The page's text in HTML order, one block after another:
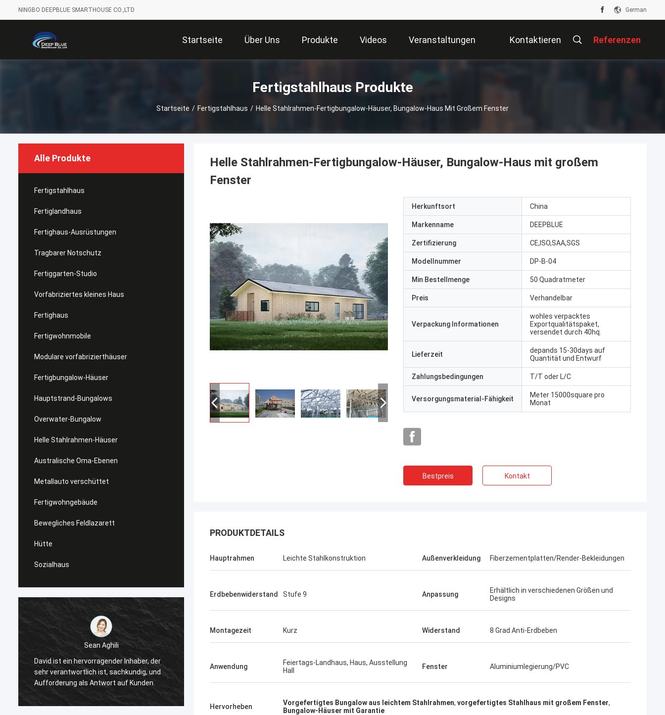
NINGBO DEEPBLUE SMARTHOUSE CO.,LTD German
Startseite Über Uns Produkte Videos Veranstaltungen Kontaktieren Referenzen
Fertigstahlhaus Produkte
Startseite / Fertigstahlhaus / Helle Stahlrahmen-Fertigbungalow-Häuser, Bungalow-Haus Mit Großem Fenster
Alle Produkte
Fertigstahlhaus
Fertiglandhaus
Fertighaus-Ausrüstungen
Tragbarer Notschutz
Fertiggarten-Studio
Vorfabriziertes kleines Haus
Fertighaus
Fertigwohnmobile
Modulare vorfabrizierthäuser
Fertigbungalow-Häuser
Hauptstrand-Bungalows
Overwater-Bungalow
Helle Stahlrahmen-Häuser
Australische Oma-Ebenen
Metallauto verschüttet
Fertigwohngebäude
Bewegliches Feldlazarett
Hütte
Sozialhaus
Sean Aghili
David ist ein hervorragender Inhaber, der
sehr verantwortlich ist, sachkundig, und
Aufforderung als Antwort auf Kunden.
tiefem blauem Smarthouse für die Leute,
Deepblues Teamwork ist sehr ernst und
glücklich bin, zu sein, sind Partner und ich
Helle Stahlrahmen-Fertigbungalow-Häuser, Bungalow-Haus mit großem
Fenster
Herkunftsort China
Markenname DEEPBLUE
Zertifizierung CE,ISO,SAA,SGS
Modellnummer DP-B-04
Min Bestellmenge 50 Quadratmeter
Preis Verhandelbar
Verpackung Informationen
wohles verpacktes
Exportqualitätspaket,
versendet durch 40hq.
Lieferzeit
depands 15-30days auf
Quantität und Entwurf
Zahlungsbedingungen T/T oder L/C
Versorgungsmaterial-Fähigkeit
Meter 15000square pro
Monat
Bestpreis Kontakt
PRODUKTDETAILS
Hauptrahmen Leichte Stahlkonstruktion Außenverkleidung Fiberzementplatten/Render-Bekleidungen
Erdbebenwiderstand Stufe 9 Anpassung
Erhältlich in verschiedenen Größen und
Designs
Montagezeit Kurz Widerstand 8 Grad Anti-Erdbeben
Anwendung
Feiertags-Landhaus, Haus, Ausstellung
Hall
Fenster Aluminiumlegierung/PVC
Hervorheben Vorgefertigtes Bungalow aus leichtem Stahlrahmen, vorgefertigtes Stahlhaus mit großem Fenster,
Bungalow-Häuser mit Garantie